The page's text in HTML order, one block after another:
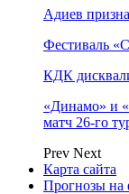
Адиев
Фестиваль
КДК
«Динамо» и
матч 26-го
Prev Next
Карта сайта
Прогнозы на